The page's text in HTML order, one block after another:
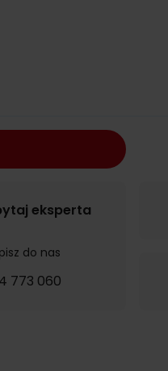
eksperta
do nas
773 060